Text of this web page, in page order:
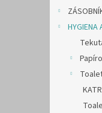
HYGIENA